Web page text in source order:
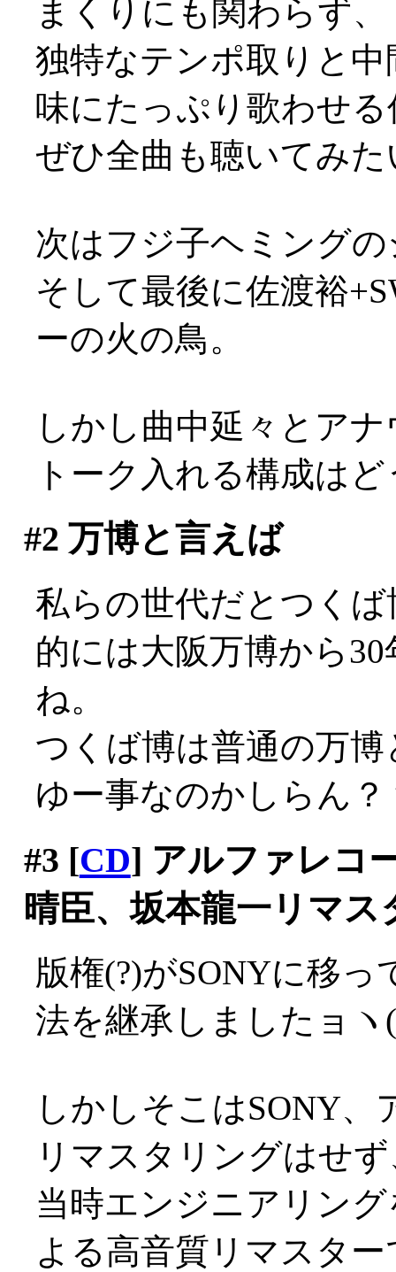
まくりにも関わらず、
独特なテンポ取りと
味にたっぷり歌わせ
ぜひ全曲も聴いてみ
次はフジ子ヘミング
そして最後に佐渡裕
ーの火の鳥。
しかし曲中延々とア
トーク入れる構成は
#2 万博と言えば
私らの世代だとつく
的には大阪万博から
ね。
つくば博は普通の万
ゆー事なのかしらん？
#3 [CD] アルファレコ
晴臣、坂本龍一リマス
版権(?)がSONYに移
法を継承しましたョヽ
しかしそこはSONY
リマスタリングはせ
当時エンジニアリン
よる高音質リマスタ